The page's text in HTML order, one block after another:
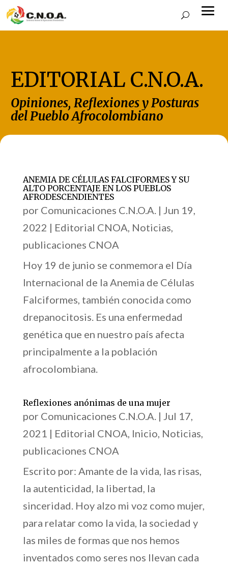
EDITORIAL C.N.O.A.
Opiniones, Reflexiones y Posturas
del Pueblo Afrocolombiano
ANEMIA DE CÉLULAS FALCIFORMES Y SU
ALTO PORCENTAJE EN LOS PUEBLOS
AFRODESCENDIENTES
por Comunicaciones C.N.O.A.| Jun 19,
2022 | Editorial CNOA, Noticias,
publicaciones CNOA
Hoy 19 de junio se conmemora el Día
Internacional de la Anemia de Células
Falciformes, también conocida como
drepanocitosis. Es una enfermedad
genética que en nuestro país afecta
principalmente a la población
afrocolombiana.
Reflexiones anónimas de una mujer
por Comunicaciones C.N.O.A.| Jul 17,
2021 | Editorial CNOA, Inicio, Noticias,
publicaciones CNOA
Escrito por: Amante de la vida, las risas,
la autenticidad, la libertad, la
sinceridad. Hoy alzo mi voz como mujer,
para relatar como la vida, la sociedad y
las miles de formas que nos hemos
inventados como seres nos llevan cada